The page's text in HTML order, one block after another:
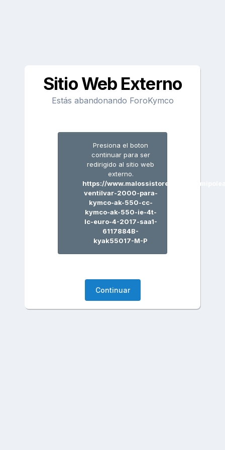
Sitio Web Externo
Estás abandonando ForoKymco
Presiona el boton
continuar para ser
redirigido al sitio web
externo.
https://www.malossistore.es/es/
ventilvar-2000-para-
kymco-ak-550-cc-
kymco-ak-550-ie-4t-
lc-euro-4-2017-saa1-
6117884B-
kyak55017-M-P
Continuar